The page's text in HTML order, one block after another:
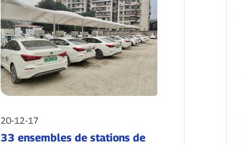
20-12-17
33 ensembles de stations de